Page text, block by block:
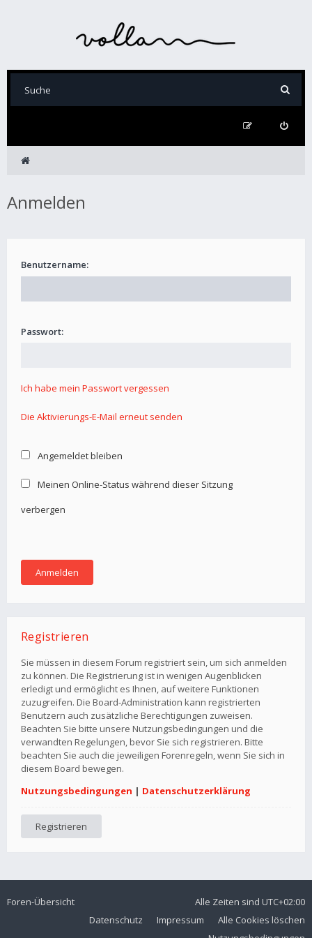
Anmelden
Benutzername:
Passwort:
Ich habe mein Passwort vergessen
Die Aktivierungs-E-Mail erneut senden
Angemeldet bleiben
Meinen Online-Status während dieser Sitzung
verbergen
Registrieren
Sie müssen in diesem Forum registriert sein, um sich anmelden
zu können. Die Registrierung ist in wenigen Augenblicken
erledigt und ermöglicht es Ihnen, auf weitere Funktionen
zuzugreifen. Die Board-Administration kann registrierten
Benutzern auch zusätzliche Berechtigungen zuweisen.
Beachten Sie bitte unsere Nutzungsbedingungen und die
verwandten Regelungen, bevor Sie sich registrieren. Bitte
beachten Sie auch die jeweiligen Forenregeln, wenn Sie sich in
diesem Board bewegen.
Nutzungsbedingungen | Datenschutzerklärung
Registrieren
Foren-Übersicht Alle Zeiten sind UTC+02:00
Alle Cookies löschen
Impressum
Datenschutz